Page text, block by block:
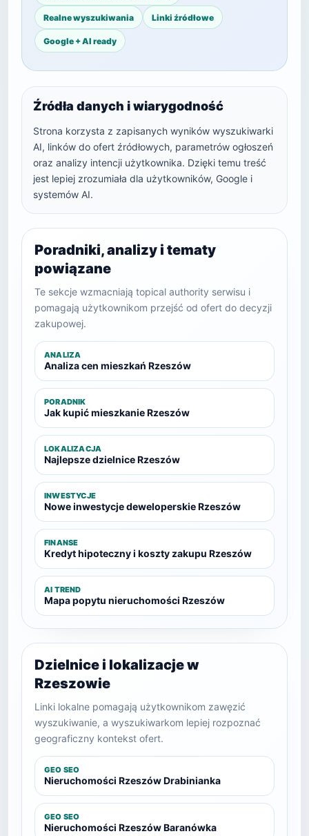
Realne wyszukiwania Linki źródłowe
Google + AI ready
Źródła danych i wiarygodność
Strona korzysta z zapisanych wyników wyszukiwarki
AI, linków do ofert źródłowych, parametrów ogłoszeń
oraz analizy intencji użytkownika. Dzięki temu treść
jest lepiej zrozumiała dla użytkowników, Google i
systemów AI.
Poradniki, analizy i tematy
powiązane
Te sekcje wzmacniają topical authority serwisu i
pomagają użytkownikom przejść od ofert do decyzji
zakupowej.
ANALIZA
Analiza cen mieszkań Rzeszów
PORADNIK
Jak kupić mieszkanie Rzeszów
LOKALIZACJA
Najlepsze dzielnice Rzeszów
INWESTYCJE
Nowe inwestycje deweloperskie Rzeszów
FINANSE
Kredyt hipoteczny i koszty zakupu Rzeszów
AI TREND
Mapa popytu nieruchomości Rzeszów
Dzielnice i lokalizacje w
Rzeszowie
Linki lokalne pomagają użytkownikom zawęzić
wyszukiwanie, a wyszukiwarkom lepiej rozpoznać
geograficzny kontekst ofert.
GEO SEO
Nieruchomości Rzeszów Drabinianka
GEO SEO
Nieruchomości Rzeszów Baranówka